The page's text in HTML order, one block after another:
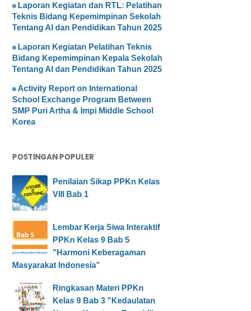
Laporan Kegiatan dan RTL: Pelatihan
Teknis Bidang Kepemimpinan Sekolah
Tentang AI dan Pendidikan Tahun 2025
Laporan Kegiatan Pelatihan Teknis
Bidang Kepemimpinan Kepala Sekolah
Tentang AI dan Pendidikan Tahun 2025
Activity Report on International
School Exchange Program Between
SMP Puri Artha & Impi Middle School
Korea
POSTINGAN POPULER
Penilaian Sikap PPKn Kelas
VIII Bab 1
Lembar Kerja Siwa Interaktif
PPKn Kelas 9 Bab 5
"Harmoni Keberagaman
Masyarakat Indonesia"
Ringkasan Materi PPKn
Kelas 9 Bab 3 "Kedaulatan